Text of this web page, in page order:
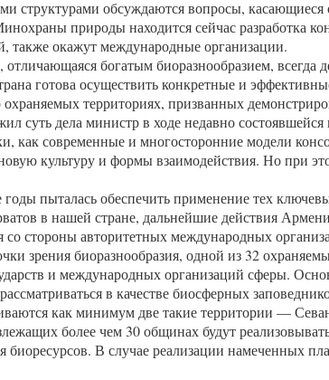
структурами обсуждаются вопросы,
природы находится сейчас разработка
также окажут международные организации.
богатым биоразнообразием,
готова осуществить конкретные и
территориях, призванных
суть дела министр в ходе недавно
как современные и многосторонние модели
культуру и формы взаимодействия. Но при
пыталась обеспечить применение тех
в нашей стране, дальнейшие действия
со стороны авторитетных международных
зрения биоразнообразия, одной из 32
и международных организаций сферы.
в качестве биосферных
как минимум две такие территории —
более чем 30 общинах будут
биоресурсов. В случае реализации